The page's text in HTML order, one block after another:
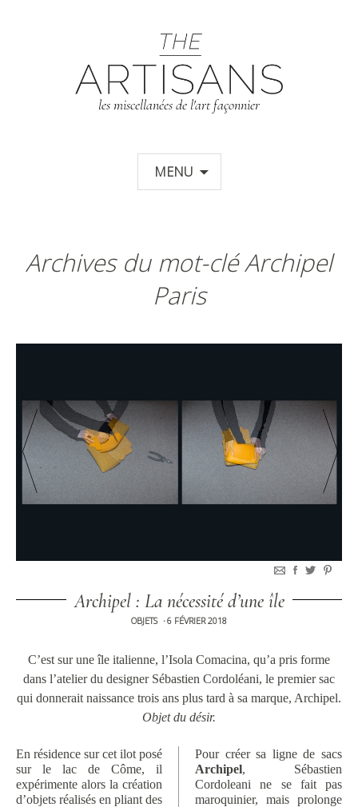
les miscellanées de l'art façonnier
MENU
Archives du mot-clé Archipel
Paris
Archipel : La nécessité d’une île
OBJETS •6 FÉVRIER 2018
C’est sur une île italienne, l’Isola Comacina, qu’a pris forme
dans l’atelier du designer Sébastien Cordoléani, le premier sac
qui donnerait naissance trois ans plus tard à sa marque, Archipel.
Objet du désir.
En résidence sur cet ilot posé
sur le lac de Côme, il
expérimente alors la création
d’objets réalisés en pliant des
Pour créer sa ligne de sacs
Archipel, Sébastien
Cordoleani ne se fait pas
maroquinier, mais prolonge